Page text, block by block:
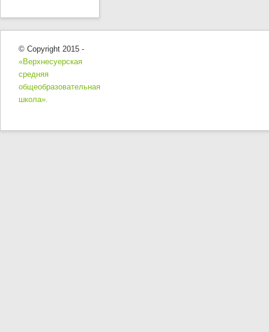
© Copyright 2015 -
«Верхнесуерская
средняя
общеобразовательная
школа».